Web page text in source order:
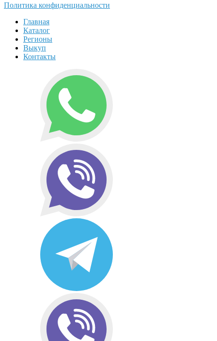
Политика конфиденциальности
Главная
Каталог
Регионы
Выкуп
Контакты